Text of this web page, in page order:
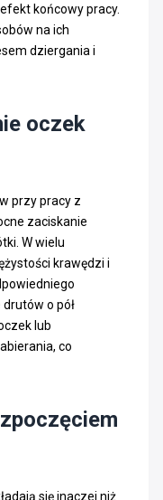
końcowy pracy.
na ich
dziergania i
oczek
przy pracy z
zaciskanie
W wielu
krawędzi i
o pół
lub
co
się inaczej niż